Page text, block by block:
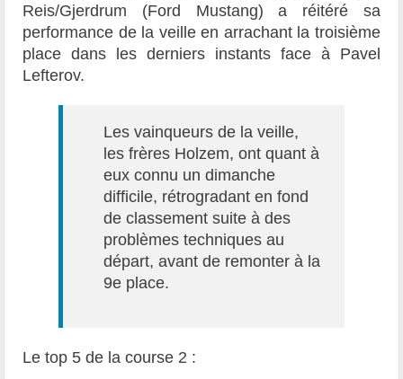
Reis/Gjerdrum (Ford Mustang) a réitéré sa
performance de la veille en arrachant la troisième
place dans les derniers instants face à Pavel
Lefterov.
Les vainqueurs de la veille,
les frères Holzem, ont quant à
eux connu un dimanche
difficile, rétrogradant en fond
de classement suite à des
problèmes techniques au
départ, avant de remonter à la
9e place.
Le top 5 de la course 2 :